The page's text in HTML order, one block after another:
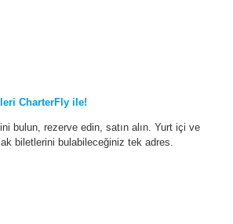
CharterFly ile!
bulun, rezerve edin, satın alın. Yurt içi ve
biletlerini bulabileceğiniz tek adres.